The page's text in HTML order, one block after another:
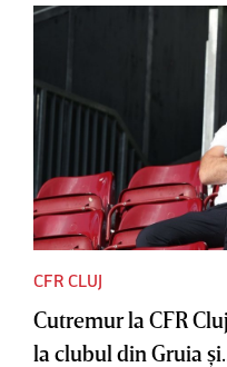
CFR CLUJ
Cutremur la CFR
la clubul din Gruia